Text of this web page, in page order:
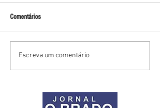
Comentários
Escreva um comentário